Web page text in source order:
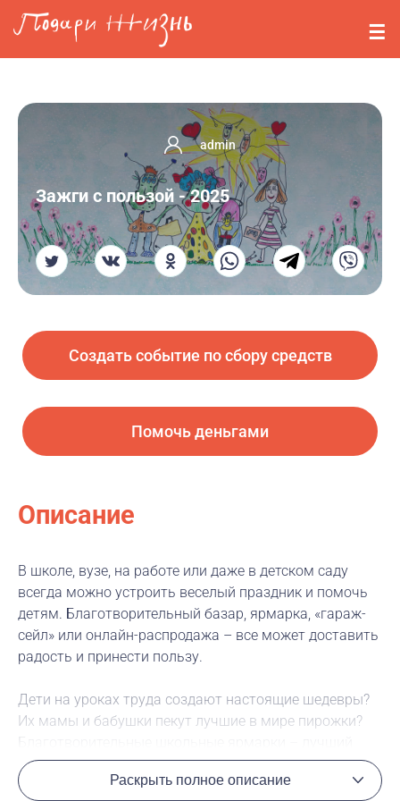
Перейти к основному содержанию
События
О нас
Вопросы
Войти
Регистрация
admin
Зажги с пользой - 2025
Создать событие по сбору средств
Помочь деньгами
Описание
В школе, вузе, на работе или даже в детском саду
всегда можно устроить веселый праздник и помочь
детям. Благотворительный базар, ярмарка, «гараж-
сейл» или онлайн-распродажа – все может доставить
радость и принести пользу.
Дети на уроках труда создают настоящие шедевры?
Их мамы и бабушки пекут лучшие в мире пирожки?
способ продемонстрировать таланты!
Раскрыть полное описание